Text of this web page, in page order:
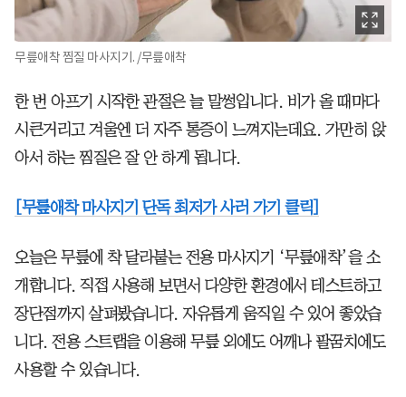
무릎애착 찜질 마사지기. /무릎애착
한 번 아프기 시작한 관절은 늘 말썽입니다. 비가 올 때마다
시큰거리고 겨울엔 더 자주 통증이 느껴지는데요. 가만히 앉
아서 하는 찜질은 잘 안 하게 됩니다.
[무릎애착 마사지기 단독 최저가 사러 가기 클릭]
오늘은 무릎에 착 달라붙는 전용 마사지기 ‘무릎애착’을 소
개합니다. 직접 사용해 보면서 다양한 환경에서 테스트하고
장단점까지 살펴봤습니다. 자유롭게 움직일 수 있어 좋았습
니다. 전용 스트랩을 이용해 무릎 외에도 어깨나 팔꿈치에도
사용할 수 있습니다.